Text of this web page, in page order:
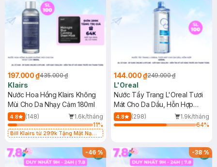
197.000 ₫435.000 ₫
Klairs
Nước Hoa Hồng Klairs Không
Mùi Cho Da Nhạy Cảm 180ml
4.8 (148)
1.6k/tháng
11%
Bill Klairs từ 299k Tặng Mặt Nạ
25ml (SL Có Hạn)
144.000 ₫249.000 ₫
L'Oreal
Nước Tẩy Trang L'Oreal Tươi
Mát Cho Da Dầu, Hỗn Hợp
400ml
4.8 (298)
1.9k/tháng
64%
-46% -38%